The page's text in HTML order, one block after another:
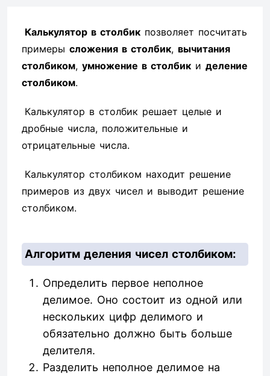
Калькулятор в столбик позволяет посчитать
примеры сложения в столбик, вычитания
столбиком, умножение в столбик и деление
столбиком.
Калькулятор в столбик решает целые и
дробные числа, положительные и
отрицательные числа.
Калькулятор столбиком находит решение
примеров из двух чисел и выводит решение
столбиком.
Алгоритм деления чисел столбиком:
Определить первое неполное
делимое. Оно состоит из одной или
нескольких цифр делимого и
обязательно должно быть больше
делителя.
Разделить неполное делимое на